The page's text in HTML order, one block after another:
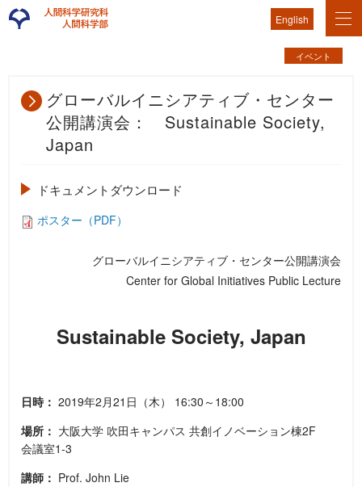
English
イベント
グローバルイニシアティブ・センター
公開講演会： Sustainable Society,
Japan
ドキュメントダウンロード
ポスター（PDF）
グローバルイニシアティブ・センター公開講演会
Center for Global Initiatives Public Lecture
Sustainable Society, Japan
日時： 2019年2月21日（木） 16:30～18:00
場所： 大阪大学 吹田キャンパス 共創イノベーション棟2F
会議室1-3
講師： Prof. John Lie